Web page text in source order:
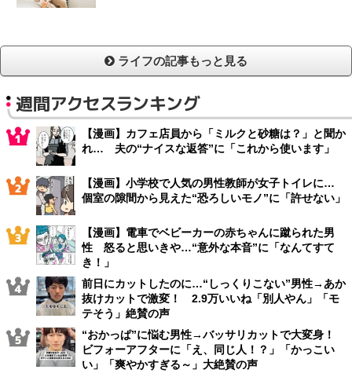
ライフの記事もっと見る
週間アクセスランキング
【漫画】カフェ店員から「ミルクと砂糖は？」と聞か
れ… 夫の“ナイスな返答”に「これから使います」
【漫画】小学校で人気の男性教師が女子トイレに…
個室の隙間から見えた“恐ろしいモノ”に「許せない」
【漫画】電車でベビーカーの赤ちゃんに蹴られた男
性 怒ると思いきや…“意外な本音”に「なんてすて
き！」
前日にカットしたのに…“しっくりこない”男性→あか
抜けカットで激変！ 2.9万いいね「別人やん」「モ
テそう」絶賛の声
“おかっぱ”に悩む男性→バッサリカットで大変身！
ビフォーアフターに「え、同じ人！？」「かっこい
い」「爽やかすぎる～」大絶賛の声